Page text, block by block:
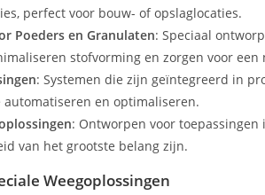
perfect voor bouw- of opslaglocaties.
Poeders en Granulaten: Speciaal
stofvorming en zorgen voor een
: Systemen die zijn geïntegreerd in
en optimaliseren.
: Ontworpen voor
van het grootste belang zijn.
Weegoplossingen